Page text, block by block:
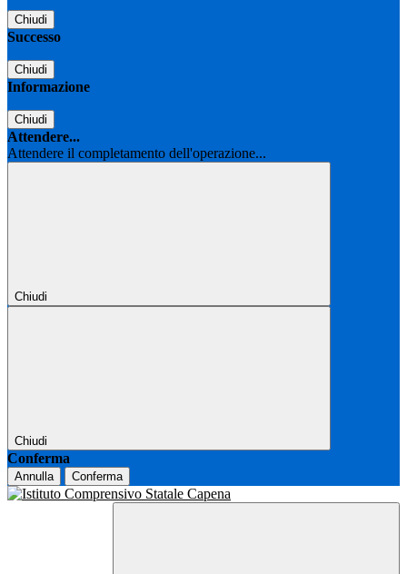
Chiudi
Successo
Chiudi
Informazione
Chiudi
Attendere...
Attendere il completamento dell'operazione...
Chiudi
Chiudi
Conferma
Annulla Conferma